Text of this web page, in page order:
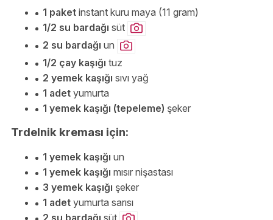
1 paket instant kuru maya (11 gram)
1/2 su bardağı süt
2 su bardağı un
1/2 çay kaşığı tuz
2 yemek kaşığı sıvı yağ
1 adet yumurta
1 yemek kaşığı (tepeleme) şeker
Trdelnik kreması için:
1 yemek kaşığı un
1 yemek kaşığı mısır nişastası
3 yemek kaşığı şeker
1 adet yumurta sarısı